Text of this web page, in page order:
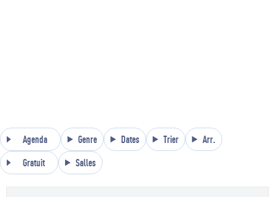
Agenda Genre Dates Trier Arr.
Gratuit Salles